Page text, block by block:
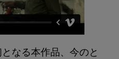
なる本作品、今のと